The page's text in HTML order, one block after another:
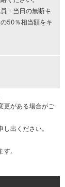
・当日の無断キ
50％相当額をキ
更がある場合がご
出ください。
。